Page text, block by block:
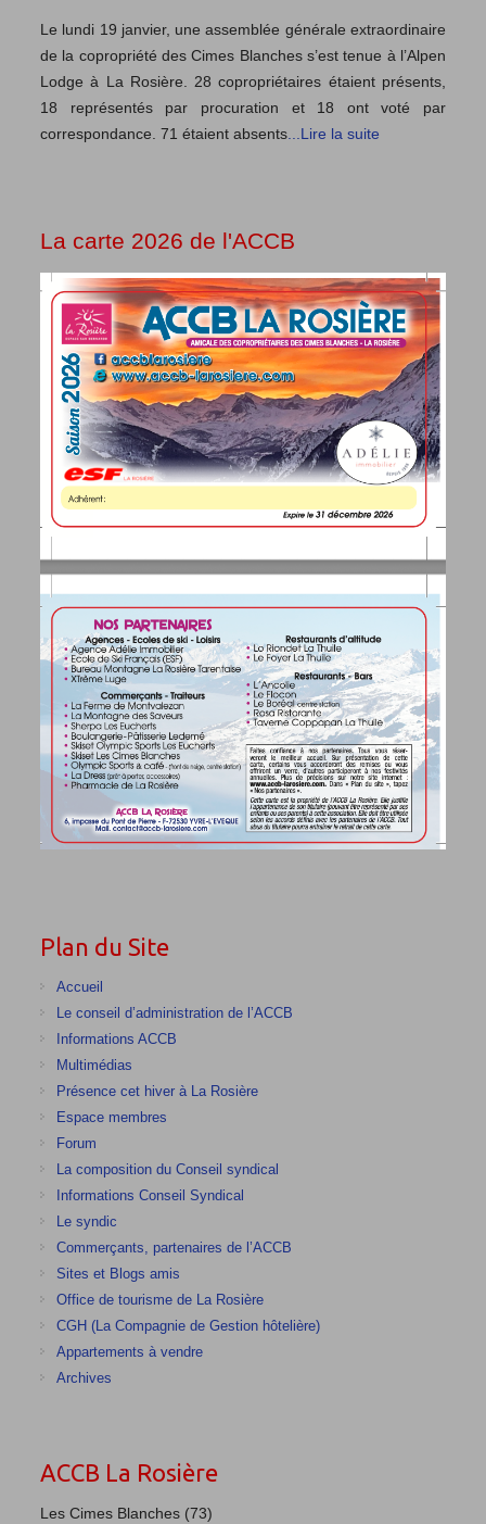
Le lundi 19 janvier, une assemblée générale extraordinaire
de la copropriété des Cimes Blanches s’est tenue à l’Alpen
Lodge à La Rosière. 28 copropriétaires étaient présents,
18 représentés par procuration et 18 ont voté par
correspondance. 71 étaient absents...Lire la suite
La carte 2026 de l'ACCB
Plan du Site
Accueil
Le conseil d’administration de l’ACCB
Informations ACCB
Multimédias
Présence cet hiver à La Rosière
Espace membres
Forum
La composition du Conseil syndical
Informations Conseil Syndical
Le syndic
Commerçants, partenaires de l’ACCB
Sites et Blogs amis
Office de tourisme de La Rosière
CGH (La Compagnie de Gestion hôtelière)
Appartements à vendre
Archives
ACCB La Rosière
Les Cimes Blanches (73)